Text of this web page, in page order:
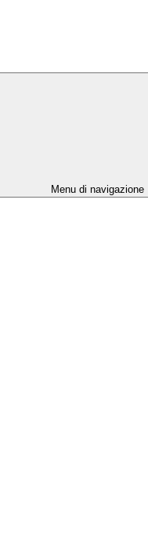
Menu di navigazione